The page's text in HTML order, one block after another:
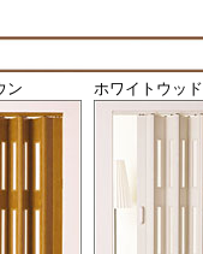
ン ホワイトウッド